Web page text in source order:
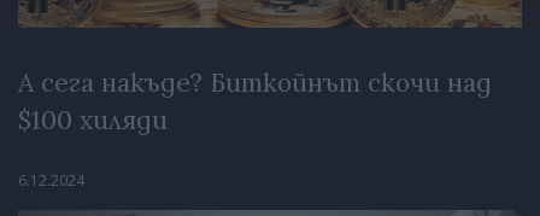
А сега накъде? Биткойнът скочи над
$100 хиляди
6.12.2024